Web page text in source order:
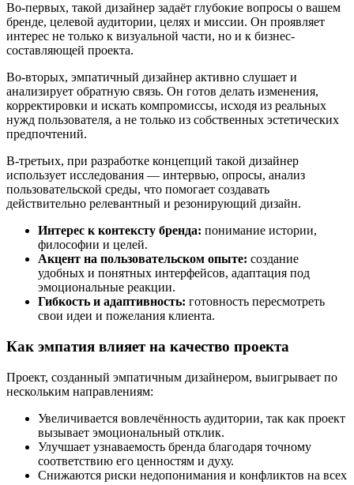
Во-первых, такой дизайнер задаёт глубокие вопросы о вашем
бренде, целевой аудитории, целях и миссии. Он проявляет
интерес не только к визуальной части, но и к бизнес-
составляющей проекта.
Во-вторых, эмпатичный дизайнер активно слушает и
анализирует обратную связь. Он готов делать изменения,
корректировки и искать компромиссы, исходя из реальных
нужд пользователя, а не только из собственных эстетических
предпочтений.
В-третьих, при разработке концепций такой дизайнер
использует исследования — интервью, опросы, анализ
пользовательской среды, что помогает создавать
действительно релевантный и резонирующий дизайн.
Интерес к контексту бренда: понимание истории,
философии и целей.
Акцент на пользовательском опыте: создание
удобных и понятных интерфейсов, адаптация под
эмоциональные реакции.
Гибкость и адаптивность: готовность пересмотреть
свои идеи и пожелания клиента.
Как эмпатия влияет на качество проекта
Проект, созданный эмпатичным дизайнером, выигрывает по
нескольким направлениям:
Увеличивается вовлечённость аудитории, так как проект
вызывает эмоциональный отклик.
Улучшает узнаваемость бренда благодаря точному
соответствию его ценностям и духу.
Снижаются риски недопонимания и конфликтов на всех